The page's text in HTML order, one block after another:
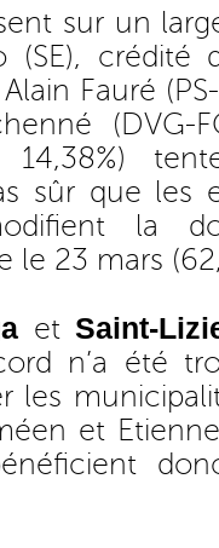
sur un
(SE), crédité
Fauré
(DVG-
sûr que les
la
le 23 mars
et Saint-
n’a été
les
et